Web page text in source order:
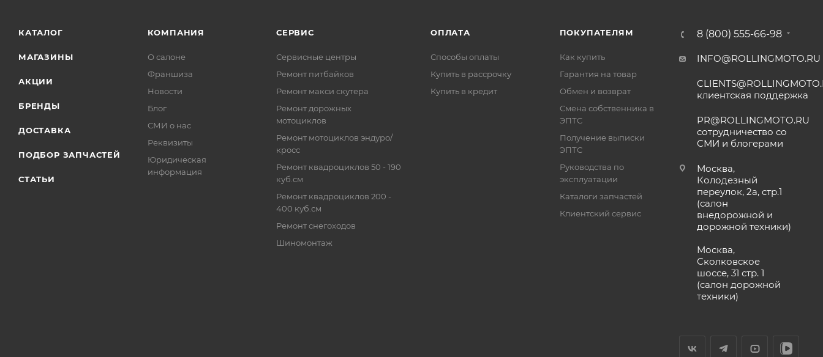
КАТАЛОГ
МАГАЗИНЫ
АКЦИИ
БРЕНДЫ
ДОСТАВКА
ПОДБОР ЗАПЧАСТЕЙ
СТАТЬИ
КОМПАНИЯ
О салоне
Франшиза
Новости
Блог
СМИ о нас
Реквизиты
Юридическая
информация
СЕРВИС
Сервисные центры
Ремонт питбайков
Ремонт макси скутера
Ремонт дорожных
мотоциклов
Ремонт мотоциклов эндуро/
кросс
Ремонт квадроциклов 50 - 190
куб.см
Ремонт квадроциклов 200 -
400 куб.см
Ремонт снегоходов
Шиномонтаж
ОПЛАТА
Способы оплаты
Купить в рассрочку
Купить в кредит
ПОКУПАТЕЛЯМ
Как купить
Гарантия на товар
Обмен и возврат
Смена собственника в
ЭПТС
Получение выписки
ЭПТС
Руководства по
эксплуатации
Каталоги запчастей
Клиентский сервис
8 (800) 555-66-98
INFO@ROLLINGMOTO.RU
клиентская поддержка
PR@ROLLINGMOTO.RU
сотрудничество со
СМИ и блогерами
Москва,
Колодезный
переулок, 2а, стр.1
(салон
внедорожной и
дорожной техники)
Москва,
Сколковское
шоссе, 31 стр. 1
(салон дорожной
техники)